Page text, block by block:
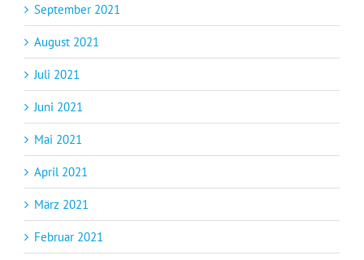
September 2021
August 2021
Juli 2021
Juni 2021
Mai 2021
April 2021
März 2021
Februar 2021